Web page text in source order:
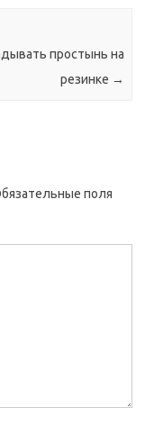
простынь на
резинке →
поля